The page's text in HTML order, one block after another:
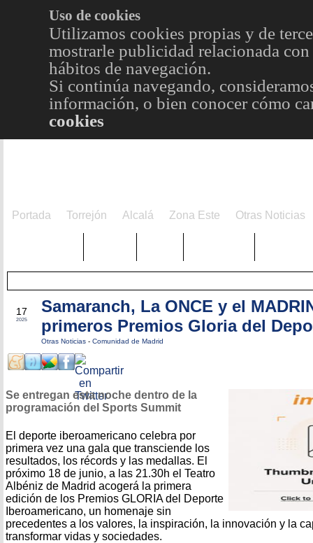
Uso de cookies
Utilizamos cookies propias y de
mostrarle publicidad relacionada
hábitos de navegación.
Si continúa navegando,
información, o bien conocer cómo
cookies
Portada Torrejón Alcalá Zona Este Otras Noticias
17
2025
Samaranch, La ONCE y el
primeros Premios Gloria del
Otras Noticias - Comunidad de Madrid
Se entregan esta noche dentro de la
programación del Sports Summit
El deporte iberoamericano celebra por
primera vez una gala que transciende los
resultados, los récords y las medallas. El
próximo 18 de junio, a las 21.30h el Teatro
Albéniz de Madrid acogerá la primera
edición de los Premios GLORIA del Deporte
Iberoamericano, un homenaje sin
precedentes a los valores, la inspiración, la innovación y la
transformar vidas y sociedades.